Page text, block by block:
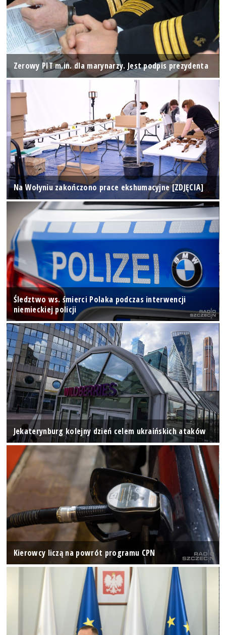
Zerowy PIT m.in. dla marynarzy. Jest podpis prezydenta
Na Wołyniu zakończono prace ekshumacyjne [ZDJĘCIA]
Śledztwo ws. śmierci Polaka podczas interwencji
niemieckiej policji
Jekaterynburg kolejny dzień celem ukraińskich ataków
Kierowcy liczą na powrót programu CPN